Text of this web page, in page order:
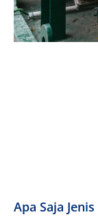
Apa Saja